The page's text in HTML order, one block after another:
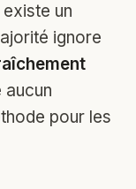
un
ignore
aucun
pour les